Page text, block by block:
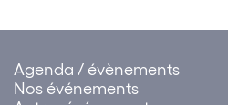
Agenda / évènements
Nos événements